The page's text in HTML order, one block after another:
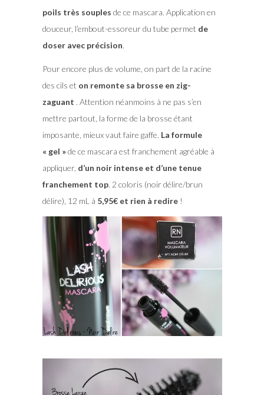
poils très souples de ce mascara. Application en
douceur, l’embout-essoreur du tube permet de
doser avec précision.
Pour encore plus de volume, on part de la racine
des cils et on remonte sa brosse en zig-
zaguant . Attention néanmoins à ne pas s’en
mettre partout, la forme de la brosse étant
imposante, mieux vaut faire gaffe. La formule
« gel »de ce mascara est franchement agréable à
appliquer, d’un noir intense et d’une tenue
franchement top. 2 coloris (noir délire/brun
délire), 12 mL à 5,95€ et rien à redire!